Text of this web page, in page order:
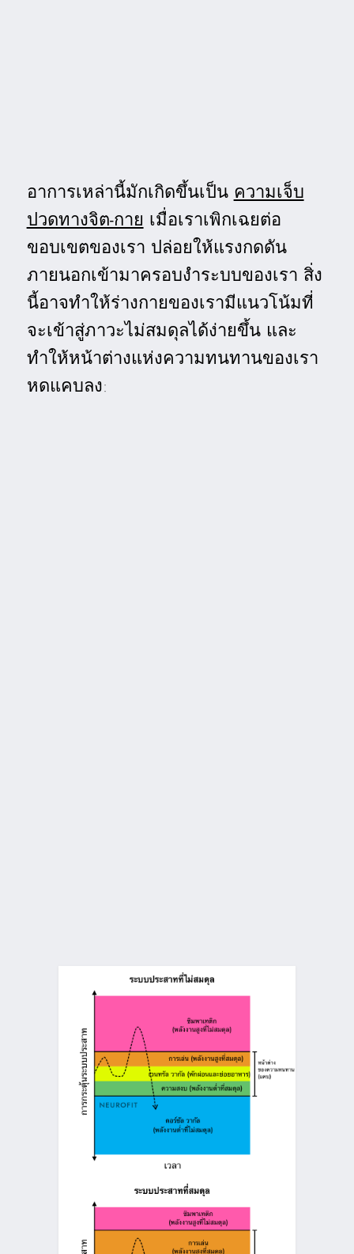
อาการเหล่านี้มักเกิดขึ้นเป็น ความเจ็บ
ปวดทางจิต-กาย เมื่อเราเพิกเฉยต่อ
ขอบเขตของเรา ปล่อยให้แรงกดดัน
ภายนอกเข้ามาครอบงำระบบของเรา สิ่ง
นี้อาจทำให้ร่างกายของเรามีแนวโน้มที่
จะเข้าสู่ภาวะไม่สมดุลได้ง่ายขึ้น และ
ทำให้หน้าต่างแห่งความทนทานของเรา
หดแคบลง: